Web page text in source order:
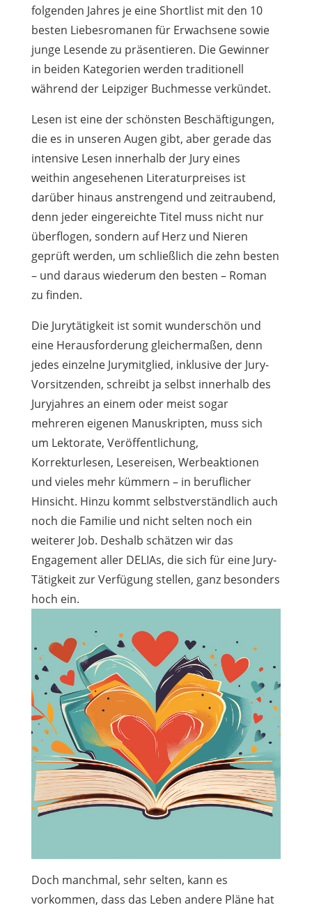
folgenden Jahres je eine Shortlist mit den 10
besten Liebesromanen für Erwachsene sowie
junge Lesende zu präsentieren. Die Gewinner
in beiden Kategorien werden traditionell
während der Leipziger Buchmesse verkündet.
Lesen ist eine der schönsten Beschäftigungen,
die es in unseren Augen gibt, aber gerade das
intensive Lesen innerhalb der Jury eines
weithin angesehenen Literaturpreises ist
darüber hinaus anstrengend und zeitraubend,
denn jeder eingereichte Titel muss nicht nur
überflogen, sondern auf Herz und Nieren
geprüft werden, um schließlich die zehn besten
– und daraus wiederum den besten – Roman
zu finden.
Die Jurytätigkeit ist somit wunderschön und
eine Herausforderung gleichermaßen, denn
jedes einzelne Jurymitglied, inklusive der Jury-
Vorsitzenden, schreibt ja selbst innerhalb des
Juryjahres an einem oder meist sogar
mehreren eigenen Manuskripten, muss sich
um Lektorate, Veröffentlichung,
Korrekturlesen, Lesereisen, Werbeaktionen
und vieles mehr kümmern – in beruflicher
Hinsicht. Hinzu kommt selbstverständlich auch
noch die Familie und nicht selten noch ein
weiterer Job. Deshalb schätzen wir das
Engagement aller DELIAs, die sich für eine Jury-
Tätigkeit zur Verfügung stellen, ganz besonders
hoch ein.
Doch manchmal, sehr selten, kann es
vorkommen, dass das Leben andere Pläne hat